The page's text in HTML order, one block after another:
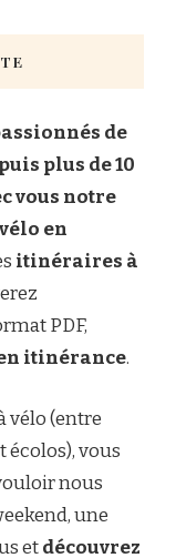
de
plus de 10
vous notre
en
itinéraires à
PDF,
itinérance.
vélo (entre
écolos), vous
nous
une
etdécouvrez